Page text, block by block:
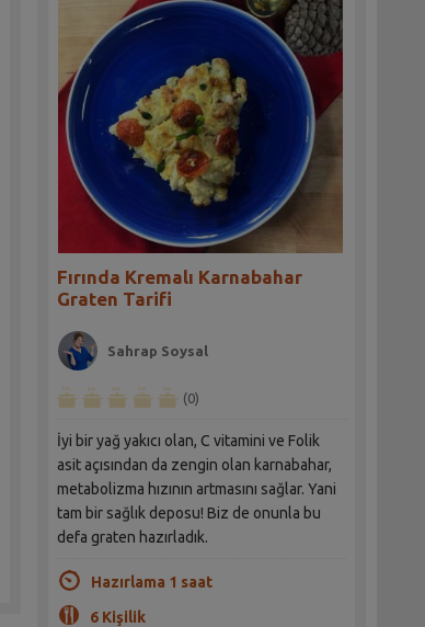
Fırında Kremalı Karnabahar
Graten Tarifi
Sahrap Soysal
(0)
İyi bir yağ yakıcı olan, C vitamini ve Folik
asit açısından da zengin olan karnabahar,
metabolizma hızının artmasını sağlar. Yani
tam bir sağlık deposu! Biz de onunla bu
defa graten hazırladık.
Hazırlama 1 saat
6 Kişilik